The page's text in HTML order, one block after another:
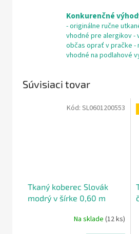
Konkurenčné
- originálne ručne
vhodné pre alergikov
občas oprať v pračke -
vhodné na podlahové
Súvisiaci tovar
Tkaný koberec Slovák
modrý v šírke 0,60 m
Na sklade (12 ks)
Kód: SL0601200553